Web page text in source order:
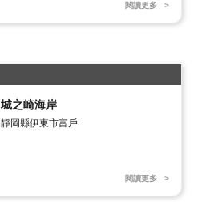
閱讀更多
城之崎海岸
靜岡縣伊東市富戶
閱讀更多